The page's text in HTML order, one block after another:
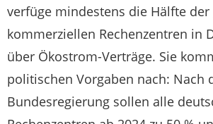
verfüge mindestens die Hälfte
kommerziellen Rechenzentren in
über Ökostrom-Verträge. Sie
politischen Vorgaben nach: Nach
Bundesregierung sollen alle